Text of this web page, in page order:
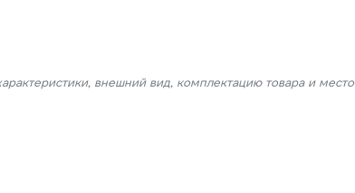
внешний вид, комплектацию товара и место